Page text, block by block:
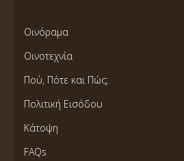
Οινόραμα
Οινοτεχνία
Πού, Πότε και Πώς;
Πολιτική Εισόδου
Κάτοψη
FAQs